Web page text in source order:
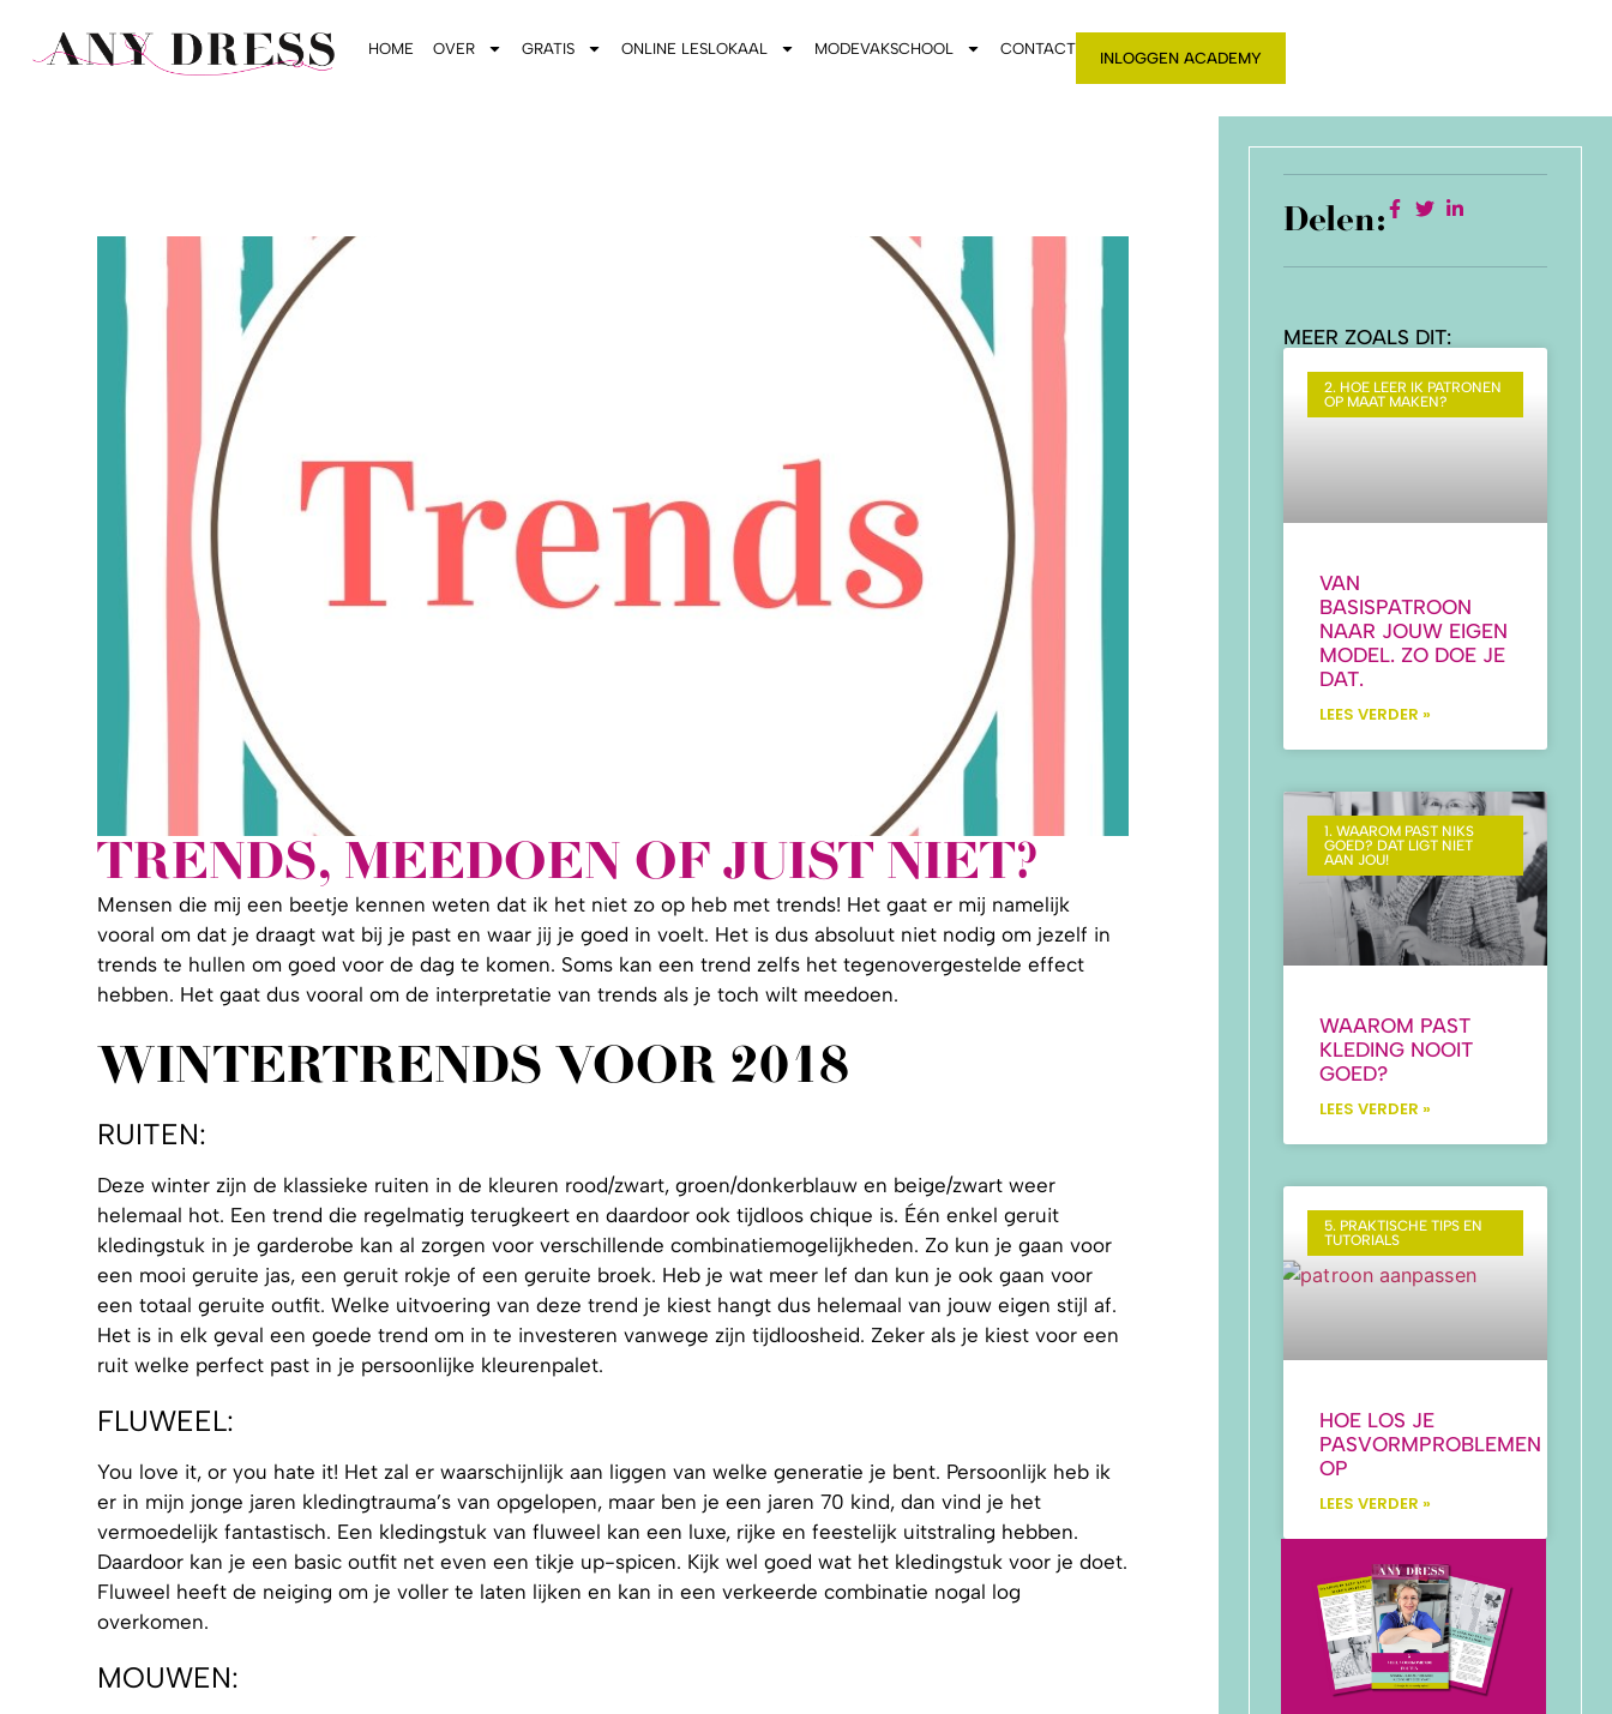
HOME OVER GRATIS ONLINE LESLOKAAL MODEVAKSCHOOL CONTACT
INLOGGEN ACADEMY
TRENDS, MEEDOEN OF JUIST NIET?
Mensen die mij een beetje kennen weten dat ik het niet zo op heb met trends! Het gaat er mij namelijk
vooral om dat je draagt wat bij je past en waar jij je goed in voelt. Het is dus absoluut niet nodig om jezelf in
trends te hullen om goed voor de dag te komen. Soms kan een trend zelfs het tegenovergestelde effect
hebben. Het gaat dus vooral om de interpretatie van trends als je toch wilt meedoen.
WINTERTRENDS VOOR 2018
RUITEN:
Deze winter zijn de klassieke ruiten in de kleuren rood/zwart, groen/donkerblauw en beige/zwart weer
helemaal hot. Een trend die regelmatig terugkeert en daardoor ook tijdloos chique is. Één enkel geruit
kledingstuk in je garderobe kan al zorgen voor verschillende combinatiemogelijkheden. Zo kun je gaan voor
een mooi geruite jas, een geruit rokje of een geruite broek. Heb je wat meer lef dan kun je ook gaan voor
een totaal geruite outfit. Welke uitvoering van deze trend je kiest hangt dus helemaal van jouw eigen stijl af.
Het is in elk geval een goede trend om in te investeren vanwege zijn tijdloosheid. Zeker als je kiest voor een
ruit welke perfect past in je persoonlijke kleurenpalet.
FLUWEEL:
You love it, or you hate it! Het zal er waarschijnlijk aan liggen van welke generatie je bent. Persoonlijk heb ik
er in mijn jonge jaren kledingtrauma’s van opgelopen, maar ben je een jaren 70 kind, dan vind je het
vermoedelijk fantastisch. Een kledingstuk van fluweel kan een luxe, rijke en feestelijk uitstraling hebben.
Daardoor kan je een basic outfit net even een tikje up-spicen. Kijk wel goed wat het kledingstuk voor je doet.
Fluweel heeft de neiging om je voller te laten lijken en kan in een verkeerde combinatie nogal log
overkomen.
MOUWEN:
Delen:
MEER ZOALS DIT:
2. HOE LEER IK PATRONEN
OP MAAT MAKEN?
VAN
BASISPATROON
NAAR JOUW EIGEN
MODEL. ZO DOE JE
DAT.
LEES VERDER »
1. WAAROM PAST NIKS
GOED? DAT LIGT NIET
AAN JOU!
WAAROM PAST
KLEDING NOOIT
GOED?
LEES VERDER »
5. PRAKTISCHE TIPS EN
TUTORIALS
HOE LOS JE
PASVORMPROBLEMEN
OP
LEES VERDER »